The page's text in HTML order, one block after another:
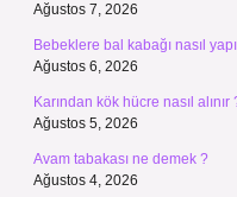
Ağustos 7, 2026
Bebeklere bal kabağı nasıl
Ağustos 6, 2026
Karından kök hücre nasıl alınır
Ağustos 5, 2026
Avam tabakası ne demek ?
Ağustos 4, 2026